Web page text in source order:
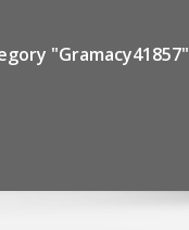
"Gramacy41857"